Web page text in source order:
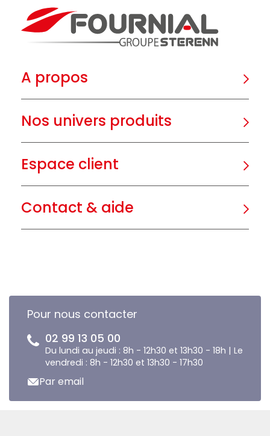
A propos
Nos univers produits
Espace client
Contact & aide
Pour nous contacter
02 99 13 05 00
Du lundi au jeudi : 8h - 12h30 et 13h30 - 18h | Le
vendredi : 8h - 12h30 et 13h30 - 17h30
Par email